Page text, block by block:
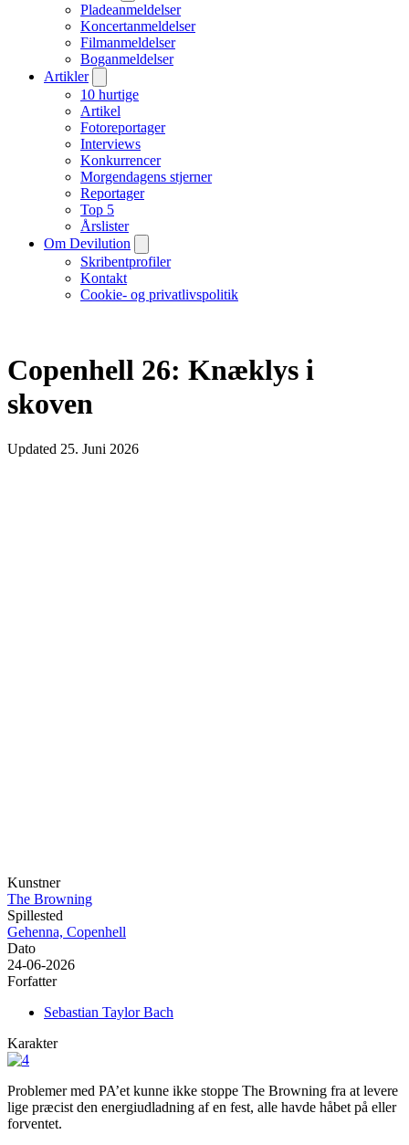
Pladeanmeldelser
Koncertanmeldelser
Filmanmeldelser
Boganmeldelser
Artikler
10 hurtige
Artikel
Fotoreportager
Interviews
Konkurrencer
Morgendagens stjerner
Reportager
Top 5
Årslister
Om Devilution
Skribentprofiler
Kontakt
Cookie- og privatlivspolitik
Copenhell 26: Knæklys i
skoven
Updated 25. Juni 2026
Kunstner
The Browning
Spillested
Gehenna, Copenhell
Dato
24-06-2026
Forfatter
Sebastian Taylor Bach
Karakter
Problemer med PA’et kunne ikke stoppe The Browning fra at levere
lige præcist den energiudladning af en fest, alle havde håbet på eller
forventet.